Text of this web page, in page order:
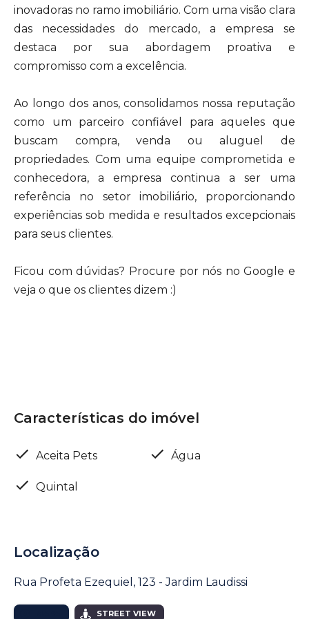
inovadoras no ramo imobiliário. Com uma visão clara
das necessidades do mercado, a empresa se
destaca por sua abordagem proativa e
compromisso com a excelência.
Ao longo dos anos, consolidamos nossa reputação
como um parceiro confiável para aqueles que
buscam compra, venda ou aluguel de
propriedades. Com uma equipe comprometida e
conhecedora, a empresa continua a ser uma
referência no setor imobiliário, proporcionando
experiências sob medida e resultados excepcionais
para seus clientes.
Ficou com dúvidas? Procure por nós no Google e
veja o que os clientes dizem :)
Características do imóvel
Aceita Pets Água
Quintal
Localização
Rua Profeta Ezequiel, 123 - Jardim Laudissi
STREET VIEW